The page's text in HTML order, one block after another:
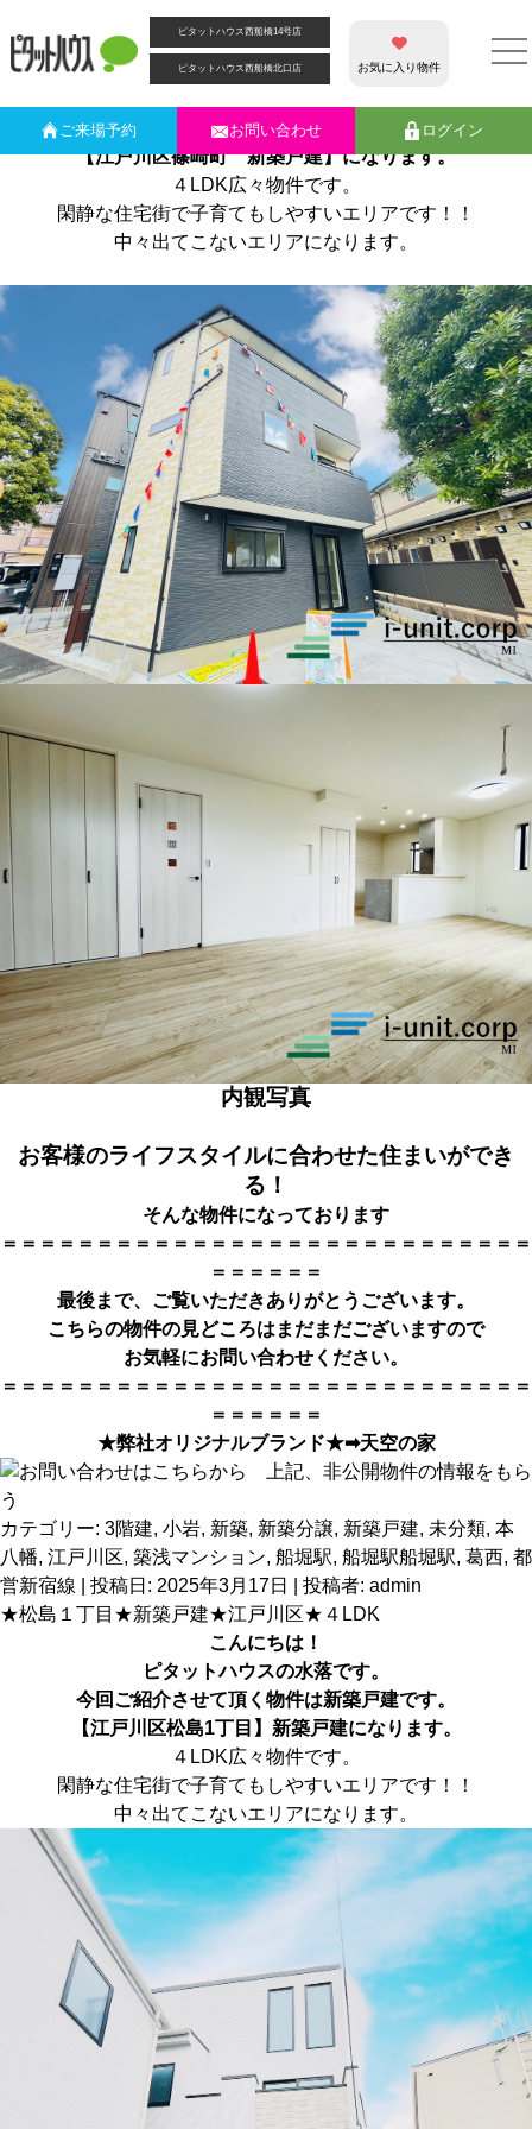
ピタットハウス西船橋14号店
ピタットハウス西船橋北口店 お気に入り物件
ご来場予約 お問い合わせ ログイン
カテゴリー別アーカイブ:船堀駅船堀駅
★江戸川区エリア★小・中学校が近いエリア★５０００万円台
こんにちは！
今回ご紹介させて頂く物件は新築戸建
です。
【江戸川区篠崎町 新築戸建】になります。
４LDK広々物件です。
閑静な住宅街で子育てもしやすいエリアです！！
中々出てこないエリアになります。
内観写真
お客様のライフスタイルに合わせた住まいができ
る！
そんな物件になっております
＝＝＝＝＝＝＝＝＝＝＝＝＝＝＝＝＝＝＝＝＝＝＝＝＝＝＝＝
＝＝＝＝＝＝
最後まで、ご覧いただきありがとうございます。
こちらの物件の見どころはまだまだございますので
お気軽にお問い合わせください。
＝＝＝＝＝＝＝＝＝＝＝＝＝＝＝＝＝＝＝＝＝＝＝＝＝＝＝＝
＝＝＝＝＝＝
★弊社オリジナルブランド★➡天空の家
カテゴリー: 3階建, 小岩, 新築, 新築分譲, 新築戸建, 未分類, 本
八幡, 江戸川区, 築浅マンション, 船堀駅, 船堀駅船堀駅, 葛西, 都
営新宿線 | 投稿日: 2025年3月17日 投稿者: admin
★松島１丁目★新築戸建★江戸川区★４LDK
こんにちは！
ピタットハウスの水落です。
今回ご紹介させて頂く物件は新築戸建です。
【江戸川区松島1丁目】新築戸建になります。
４LDK広々物件です。
閑静な住宅街で子育てもしやすいエリアです！！
中々出てこないエリアになります。